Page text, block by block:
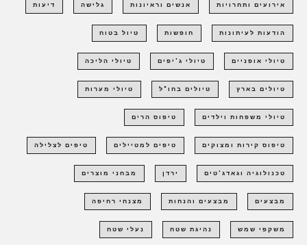
אירועים ותחרויות אנשים וראיונות גלישה דיעות
הודעות לעיתונות חופשות טיול בטוח
טיולי אופניים טיולי ג'יפים טיולי הליכה
טיולים בארץ טיולים בחו"ל טיולי מערות
טיולי משפחות וילדים טיפוס הרים
טיפוס קירות ומצוקים טיפים למטיילים טיפים לצלילה
טכנולוגיה וגאדג'טים ירדן מבחני מוצרים
מבצעים מבצעים והנחות מצנחי רחיפה
משקפי שמש נהיגת שטח נעלי שטח